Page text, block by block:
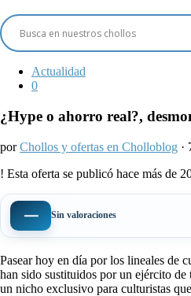
Actualidad
0
¿Hype o ahorro real?,
porChollos y ofertas en Cholloblog ·
! Esta oferta se publicó hace más de
— Sin valoraciones
Pasear hoy en día por los lineales de
han sido sustituidos por un ejército
un nicho exclusivo para culturistas